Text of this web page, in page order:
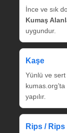
İnce ve sık
Kumaş
uygundur.
Kaşe
Yünlü ve sert
kumas.org’ta
yapılır.
Rips /